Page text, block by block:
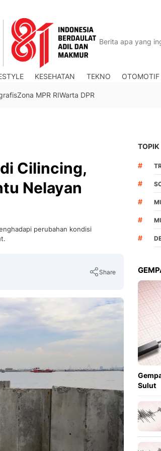
KESEHATAN TEKNO OTOMOTIF
Zona MPR RIWarta DPR
Cilincing,
Nelayan
perubahan kondisi
Share
TOPIK
#
#
#
#
#
Sulut